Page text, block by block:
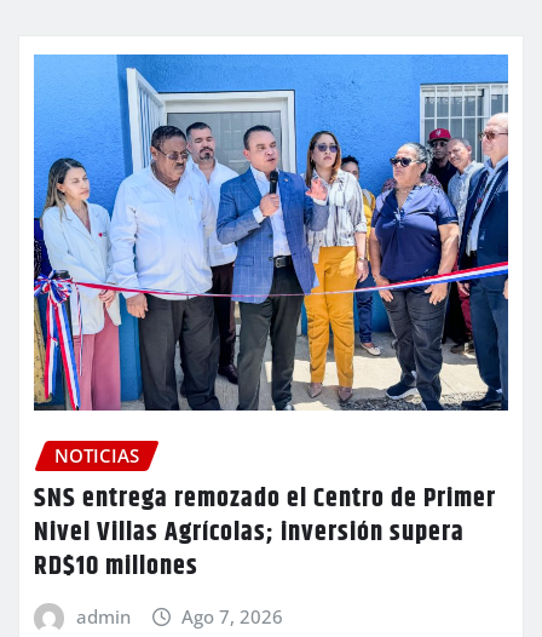
NOTICIAS
SNS entrega remozado el Centro de Primer
Nivel Villas Agrícolas; inversión supera
RD$10 millones
admin Ago 7, 2026